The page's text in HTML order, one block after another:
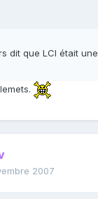
dit que LCI était une
2007